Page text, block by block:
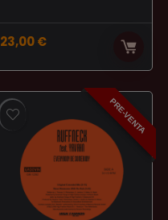
23,00€
PRE-VENTA